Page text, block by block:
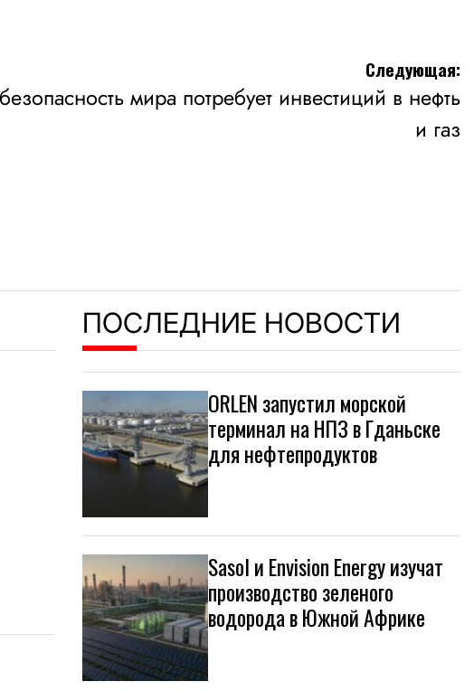
Следующая:
мира потребует инвестиций в нефть
и газ
ПОСЛЕДНИЕ НОВОСТИ
ORLEN запустил морской
терминал на НПЗ в Гданьске
для нефтепродуктов
Sasol и Envision Energy изучат
производство зеленого
водорода в Южной Африке